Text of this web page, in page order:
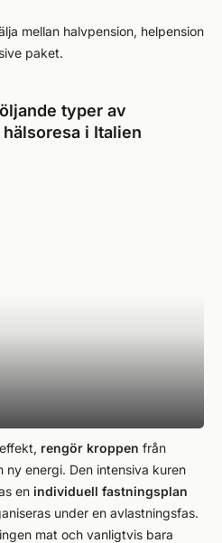
mellan halvpension, helpension
paket.
typer av
i Italien
rengör kroppen från
ny energi. Den intensiva kuren
en individuell fastningsplan
under en avlastningsfas.
mat och vanligtvis bara